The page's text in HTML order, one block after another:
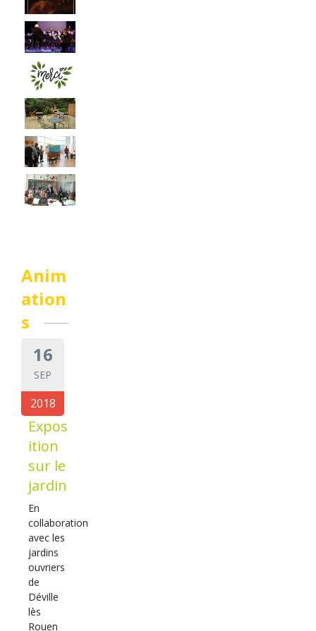
Anim
ation
s
16
SEP
2018
Expos
ition
sur le
jardin
En
collaboration
avec les
jardins
ouvriers
de
Déville
lès
Rouen